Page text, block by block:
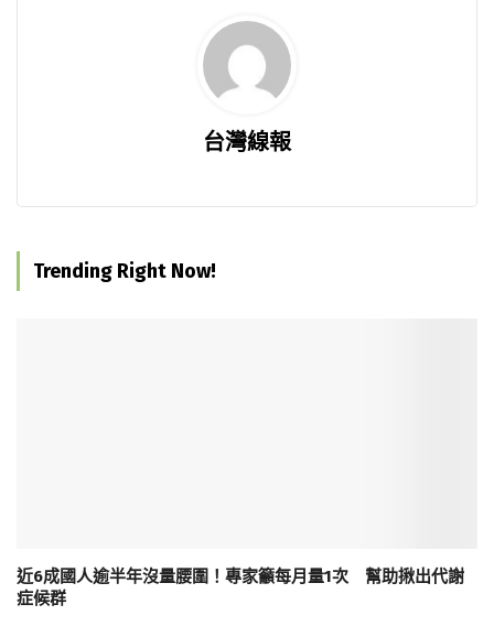
台灣線報
Trending Right Now!
近6成國人逾半年沒量腰圍！專家籲每月量1次 幫助揪出代謝
症候群